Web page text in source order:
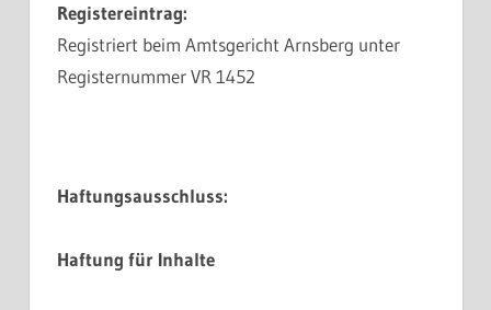
Registereintrag:
Registriert beim Amtsgericht Arnsberg unter
Registernummer VR 1452
Haftungsausschluss:
Haftung für Inhalte